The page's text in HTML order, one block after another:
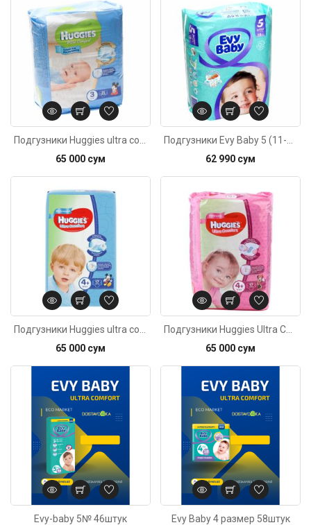
65 000 сум
62 990 сум
65 000 сум
Код: 2865
65 000 сум
Evy-baby 5№ 46штук
Код: 6472
Evy Baby 4 размер 58штук